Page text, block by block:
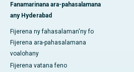
Fanamarinana ara-pahasalamana
any Hyderabad
Fijerena ny fahasalaman'ny fo
Fijerena ara-pahasalamana
voalohany
Fijerena vatana feno